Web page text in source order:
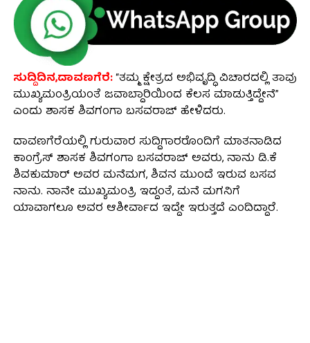
ಸುದ್ದಿದಿನ,ದಾವಣಗೆರೆ:“ತಮ್ಮ ಕ್ಷೇತ್ರದ ಅಭಿವೃದ್ಧಿ ವಿಚಾರದಲ್ಲಿ ತಾವು
ಮುಖ್ಯಮಂತ್ರಿಯಂತೆ ಜವಾಬ್ದಾರಿಯಿಂದ ಕೆಲಸ ಮಾಡುತ್ತಿದ್ದೇನೆ”
ಎಂದು ಶಾಸಕ ಶಿವಗಂಗಾ ಬಸವರಾಜ್ ಹೇಳಿದರು.
ದಾವಣಗೆರೆಯಲ್ಲಿ ಗುರುವಾರ ಸುದ್ದಿಗಾರರೊಂದಿಗೆ ಮಾತನಾಡಿದ
ಕಾಂಗ್ರೆಸ್ ಶಾಸಕ ಶಿವಗಂಗಾ ಬಸವರಾಜ್ ಅವರು, ನಾನು ಡಿ.ಕೆ
ಶಿವಕುಮಾರ್‌ ಅವರ ಮನೆಮಗ, ಶಿವನ ಮುಂದೆ ಇರುವ ಬಸವ
ನಾನು. ನಾನೇ ಮುಖ್ಯಮಂತ್ರಿ ಇದ್ದಂತೆ, ಮನೆ ಮಗನಿಗೆ
ಯಾವಾಗಲೂ ಅವರ ಆಶೀರ್ವಾದ ಇದ್ದೇ ಇರುತ್ತದೆ ಎಂದಿದ್ದಾರೆ.